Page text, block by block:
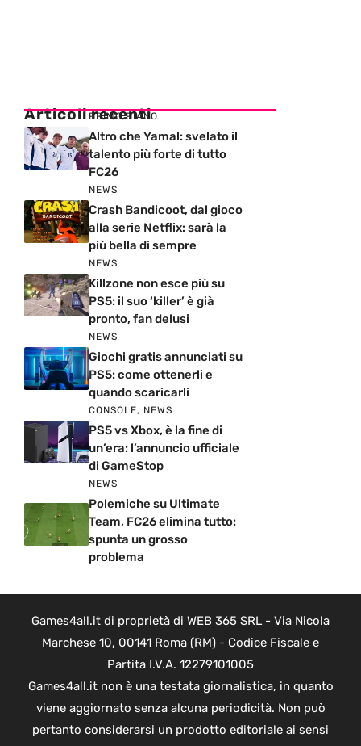
Articoli recenti
PRIMO PIANO
Altro che Yamal: svelato il
talento più forte di tutto
FC26
NEWS
Crash Bandicoot, dal gioco
alla serie Netflix: sarà la
più bella di sempre
NEWS
Killzone non esce più su
PS5: il suo ‘killer’ è già
pronto, fan delusi
NEWS
Giochi gratis annunciati su
PS5: come ottenerli e
quando scaricarli
CONSOLE, NEWS
PS5 vs Xbox, è la fine di
un’era: l’annuncio ufficiale
di GameStop
NEWS
Polemiche su Ultimate
Team, FC26 elimina tutto:
spunta un grosso
problema
Games4all.it di proprietà di WEB 365 SRL - Via Nicola
Marchese 10, 00141 Roma (RM) - Codice Fiscale e
Partita I.V.A. 12279101005
Games4all.it non è una testata giornalistica, in quanto
viene aggiornato senza alcuna periodicità. Non può
pertanto considerarsi un prodotto editoriale ai sensi